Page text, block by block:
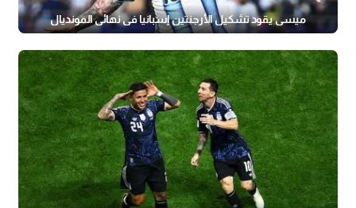
ميسي يقود تشكيل الأرجنتين إسبانيا في نهائي المونديال